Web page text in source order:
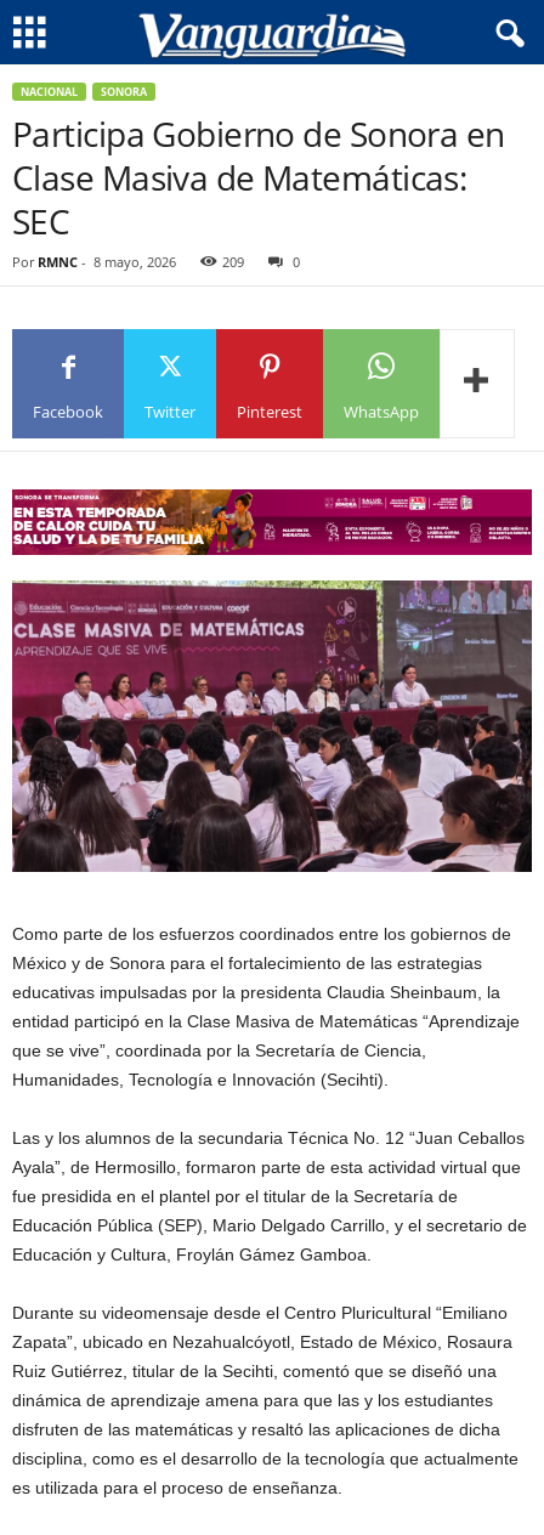
NACIONAL SONORA
Participa Gobierno de Sonora en
Clase Masiva de Matemáticas:
SEC
Por RMNC - 8 mayo, 2026 209 0
Facebook Twitter Pinterest WhatsApp
Como parte de los esfuerzos coordinados entre los gobiernos de
México y de Sonora para el fortalecimiento de las estrategias
educativas impulsadas por la presidenta Claudia Sheinbaum, la
entidad participó en la Clase Masiva de Matemáticas “Aprendizaje
que se vive”, coordinada por la Secretaría de Ciencia,
Humanidades, Tecnología e Innovación (Secihti).
Las y los alumnos de la secundaria Técnica No. 12 “Juan Ceballos
Ayala”, de Hermosillo, formaron parte de esta actividad virtual que
fue presidida en el plantel por el titular de la Secretaría de
Educación Pública (SEP), Mario Delgado Carrillo, y el secretario de
Educación y Cultura, Froylán Gámez Gamboa.
Durante su videomensaje desde el Centro Pluricultural “Emiliano
Zapata”, ubicado en Nezahualcóyotl, Estado de México, Rosaura
Ruiz Gutiérrez, titular de la Secihti, comentó que se diseñó una
dinámica de aprendizaje amena para que las y los estudiantes
disfruten de las matemáticas y resaltó las aplicaciones de dicha
disciplina, como es el desarrollo de la tecnología que actualmente
es utilizada para el proceso de enseñanza.